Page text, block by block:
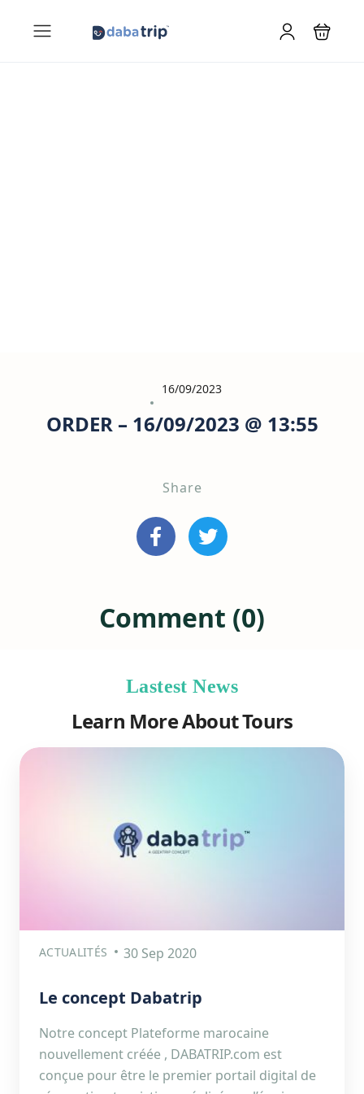
16/09/2023
ORDER – 16/09/2023 @ 13:55
Share
Comment (0)
Lastest News
Learn More About Tours
ACTUALITÉS 30 Sep 2020
Le concept Dabatrip
Notre concept Plateforme marocaine
nouvellement créée , DABATRIP.com est
conçue pour être le premier portail digital de